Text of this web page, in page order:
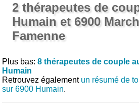
2 thérapeutes de
Humain et 6900
Famenne
Plus bas:8 thérapeutes de couple
Humain
Retrouvez également un résumé de
sur 6900 Humain.